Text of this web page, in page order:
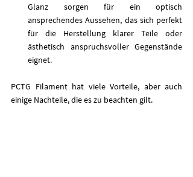
Glanz sorgen für ein optisch
ansprechendes Aussehen, das sich perfekt
für die Herstellung klarer Teile oder
ästhetisch anspruchsvoller Gegenstände
eignet.
PCTG Filament hat viele Vorteile, aber auch
einige Nachteile, die es zu beachten gilt.